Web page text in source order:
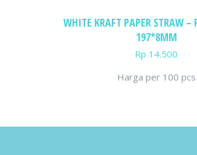
WHITE KRAFT PAPER STRAW –
197*8MM
Rp 14.500
Harga per 100 pcs